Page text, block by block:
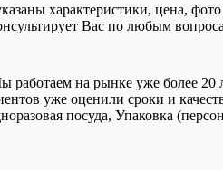
характеристики, цена,
Вас по любым
на рынке уже более 20
уже оценили сроки и
посуда, Упаковка